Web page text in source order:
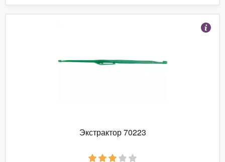
Экстрактор 70223